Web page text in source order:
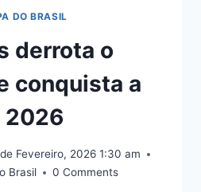
DO BRASIL
derrota o
conquista a
2026
Fevereiro, 2026 1:30 am
Brasil 0 Comments